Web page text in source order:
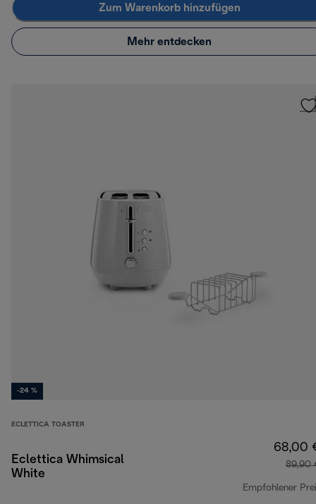
Zum Warenkorb hinzufügen
Mehr entdecken
-24 %
ECLETTICA TOASTER
Eclettica Whimsical
White
68,00
89,90
Empfohlener